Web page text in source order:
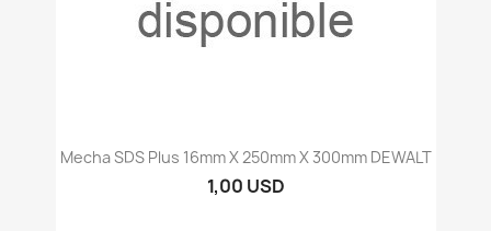
Mecha SDS Plus 16mm X 250mm X 300mm DEWALT
1,00 USD